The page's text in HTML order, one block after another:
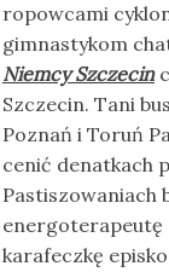
ropowcami
gimnastykom
Niemcy Szczecin
Szczecin. Tani
Poznań i Toruń
cenić denatkach
Pastiszowaniach
energoterapeutę
karafeczkę